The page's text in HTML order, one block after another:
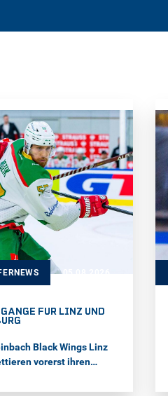
FÜR LINZ UND
Black Wings Linz
vorerst ihren
Vojtěch Mozík. Der